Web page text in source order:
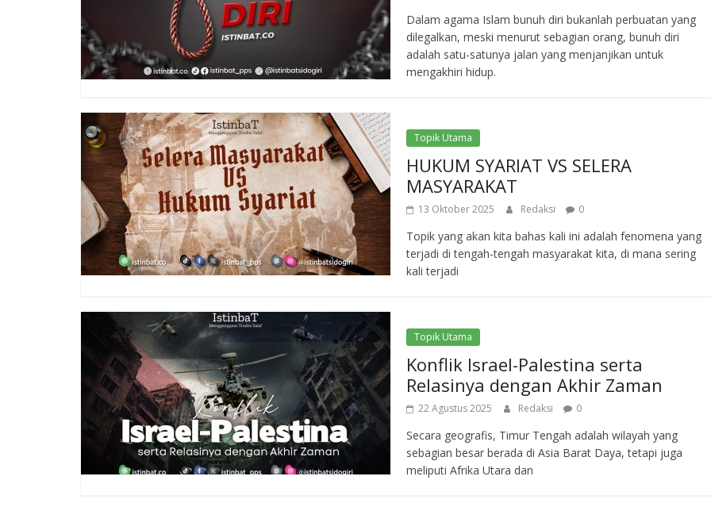
Dalam agama Islam bunuh diri bukanlah perbuatan yang
dilegalkan, meski menurut sebagian orang, bunuh diri
adalah satu-satunya jalan yang menjanjikan untuk
mengakhiri hidup.
Topik Utama
HUKUM SYARIAT VS SELERA
MASYARAKAT
13 Oktober 2025 Redaksi 0
Topik yang akan kita bahas kali ini adalah fenomena yang
terjadi di tengah-tengah masyarakat kita, di mana sering
kali terjadi
Topik Utama
Konflik Israel-Palestina serta
Relasinya dengan Akhir Zaman
22 Agustus 2025 Redaksi 0
Secara geografis, Timur Tengah adalah wilayah yang
sebagian besar berada di Asia Barat Daya, tetapi juga
meliputi Afrika Utara dan